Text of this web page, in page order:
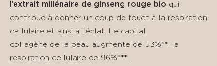
l’extrait millénaire de ginseng rouge bio qui
contribue à donner un coup de fouet à la respiration
cellulaire et ainsi à l’éclat. Le capital
collagène de la peau augmente de 53%**, la
respiration cellulaire de 96%***.